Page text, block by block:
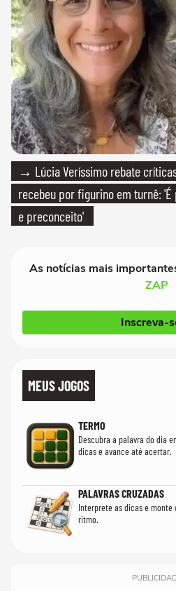
→ Lúcia Veríssimo rebate
recebeu por figurino em turnê: 'É
e preconceito'
As notícias mais
ZAP
Inscreva-
MEUS JOGOS
TERMO
Descubra a palavra do dia
dicas e avance até acertar.
PALAVRAS CRUZADAS
Interprete as dicas e
ritmo.